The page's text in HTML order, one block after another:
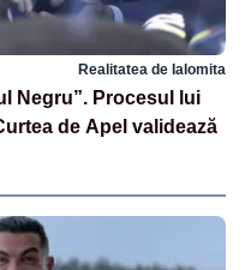
Realitatea de Ialomita
Negru”. Procesul lui
de Apel validează